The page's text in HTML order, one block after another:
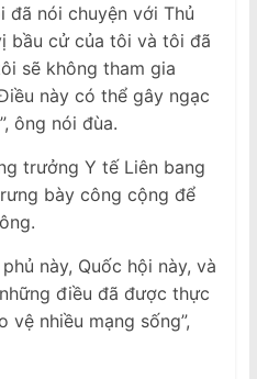
đã nói chuyện với Thủ
bầu cử của tôi và tôi đã
sẽ không tham gia
này có thể gây ngạc
ông nói đùa.
trưởng Y tế Liên bang
bày công cộng để
này, Quốc hội này, và
điều đã được thực
vệ nhiều mạng sống”,